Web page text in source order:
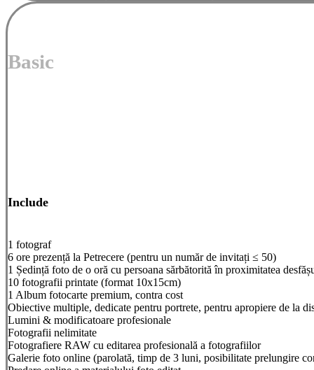
Basic
Include
1 fotograf
6 ore prezență la Petrecere (pentru un număr de invitați ≤ 50)
1 Ședință foto de o oră cu persoana sărbătorită în proximitatea
10 fotografii printate (format 10x15cm)
1 Album fotocarte premium, contra cost
Obiective multiple, dedicate pentru portrete, pentru apropiere de la
Lumini & modificatoare profesionale
Fotografii nelimitate
Fotografiere RAW cu editarea profesională a fotografiilor
Galerie foto online (parolată, timp de 3 luni, posibilitate prelungire